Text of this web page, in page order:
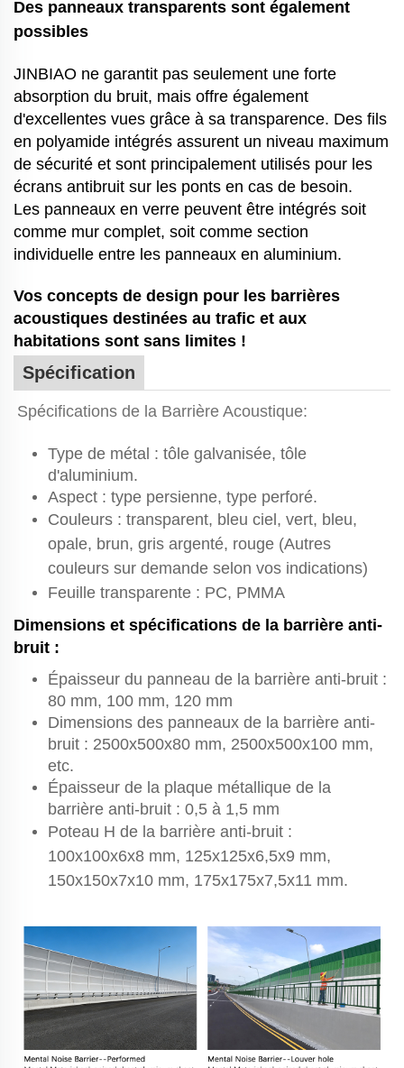
Des panneaux transparents sont également
possibles
JINBIAO ne garantit pas seulement une forte
absorption du bruit, mais offre également
d'excellentes vues grâce à sa transparence. Des fils
en polyamide intégrés assurent un niveau maximum
de sécurité et sont principalement utilisés pour les
écrans antibruit sur les ponts en cas de besoin.
Les panneaux en verre peuvent être intégrés soit
comme mur complet, soit comme section
individuelle entre les panneaux en aluminium.
Vos concepts de design pour les barrières
acoustiques destinées au trafic et aux
habitations sont sans limites !
Spécification
Spécifications de la Barrière Acoustique:
Type de métal : tôle galvanisée, tôle
d'aluminium.
Aspect : type persienne, type perforé.
Couleurs : transparent, bleu ciel, vert, bleu,
opale, brun, gris argenté, rouge (Autres
couleurs sur demande selon vos indications)
Feuille transparente : PC, PMMA
Dimensions et spécifications de la barrière anti-
bruit :
Épaisseur du panneau de la barrière anti-bruit :
80 mm, 100 mm, 120 mm
Dimensions des panneaux de la barrière anti-
bruit : 2500x500x80 mm, 2500x500x100 mm,
etc.
Épaisseur de la plaque métallique de la
barrière anti-bruit : 0,5 à 1,5 mm
Poteau H de la barrière anti-bruit :
100x100x6x8 mm, 125x125x6,5x9 mm,
150x150x7x10 mm, 175x175x7,5x11 mm.